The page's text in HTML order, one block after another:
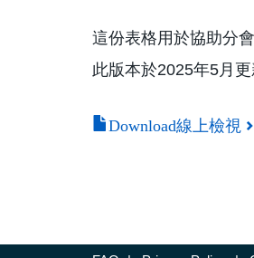
這份表格用於協助分
此版本於2025年5月更
Download線上檢視